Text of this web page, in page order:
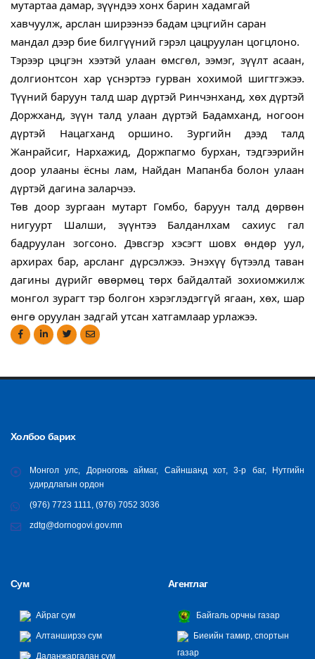
мутартаа дамар, зүүндээ хонх барин хадамгай
хавчуулж, арслан ширээнээ бадам цэцгийн саран
мандал дээр бие билгүүний гэрэл цацруулан цогцлоно.
Тэрээр цэцгэн хээтэй улаан өмсгөл, ээмэг, зүүлт асаан,
долгионтсон хар үснэртээ гурван хохимой шигтгэжээ.
Түүний баруун талд шар дүртэй Ринчэнханд, хөх дүртэй
Доржханд, зүүн талд улаан дүртэй Бадамханд, ногоон
дүртэй Нацагханд оршино. Зургийн дээд талд
Жанрайсиг, Нархажид, Доржпагмо бурхан, тэдгээрийн
доор улааны ёсны лам, Найдан Мапанба болон улаан
дүртэй дагина заларчээ.
Төв доор зургаан мутарт Гомбо, баруун талд дөрвөн
нигуурт Шалши, зүүнтээ Балданлхам сахиус гал
бадруулан зогсоно. Дэвсгэр хэсэгт шовх өндөр уул,
архирах бар, арсланг дүрсэлжээ. Энэхүү бүтээлд таван
дагины дүрийг өвөрмөц төрх байдалтай зохиомжилж
монгол зурагт тэр болгон хэрэглэдэггүй ягаан, хөх, шар
өнгө оруулан задгай утсан хатгамлаар урлажээ.
Холбоо барих
Монгол улс, Дорноговь аймаг, Сайншанд хот, 3-р баг, Нутгийн
удирдлагын ордон
(976) 7723 1111, (976) 7052 3036
zdtg@dornogovi.gov.mn
Сум
Айраг сум
Алтанширээ сум
Даланжаргалан сум
Агентлаг
Байгаль орчны газар
Биеийн тамир, спортын
газар